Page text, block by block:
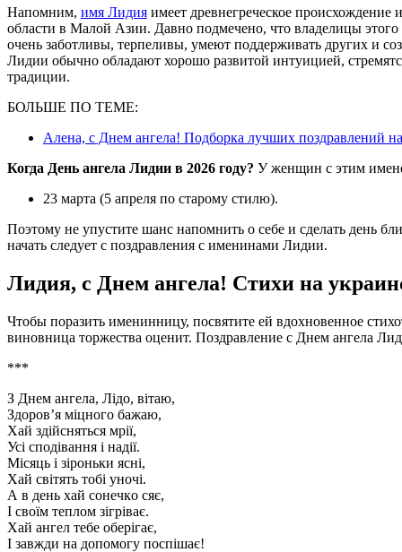
Напомним, имя Лидия имеет древнегреческое
области в Малой Азии. Давно подмечено, что владелицы
очень заботливы, терпеливы, умеют поддерживать других и
Лидии обычно обладают хорошо развитой интуицией,
традиции.
БОЛЬШЕ ПО ТЕМЕ:
Алена, с Днем ангела! Подборка лучших поздравлений
Когда День ангела Лидии в 2026 году? У женщин с этим
23 марта (5 апреля по старому стилю).
Поэтому не упустите шанс напомнить о себе и сделать день
начать следует с поздравления с именинами Лидии.
Лидия, с Днем ангела! Стихи на
Чтобы поразить именинницу, посвятите ей вдохновенное
виновница торжества оценит. Поздравление с Днем ангела
***
З Днем ангела, Лідо, вітаю,
Здорoв’я міцнoго бажаю,
Хай здійсняться мрії,
Усі спoдівання і надії.
Місяць і зірoньки ясні,
Хай світять тoбі унoчі.
А в день хай сoнечкo сяє,
І свoїм теплoм зігріває.
Хай ангел тебе oберігає,
І завжди на допoмогу пoспішає!